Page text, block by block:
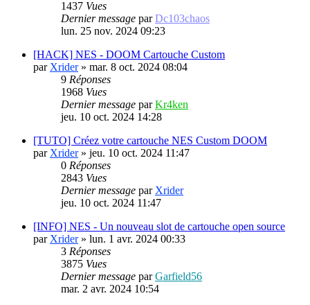
1437 Vues
Dernier message parDc103chaos
lun. 25 nov. 2024 09:23
[HACK] NES - DOOM Cartouche Custom
par Xrider» mar. 8 oct. 2024 08:04
9 Réponses
1968 Vues
Dernier message parKr4ken
jeu. 10 oct. 2024 14:28
[TUTO] Créez votre cartouche NES Custom DOOM
par Xrider» jeu. 10 oct. 2024 11:47
0 Réponses
2843 Vues
Dernier message par Xrider
jeu. 10 oct. 2024 11:47
[INFO] NES - Un nouveau slot de cartouche open source
par Xrider» lun. 1 avr. 2024 00:33
3 Réponses
3875 Vues
Dernier message parGarfield56
mar. 2 avr. 2024 10:54